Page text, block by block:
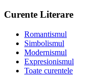
Curente Literare
Romantismul
Simbolismul
Modernismul
Expresionismul
Toate curentele